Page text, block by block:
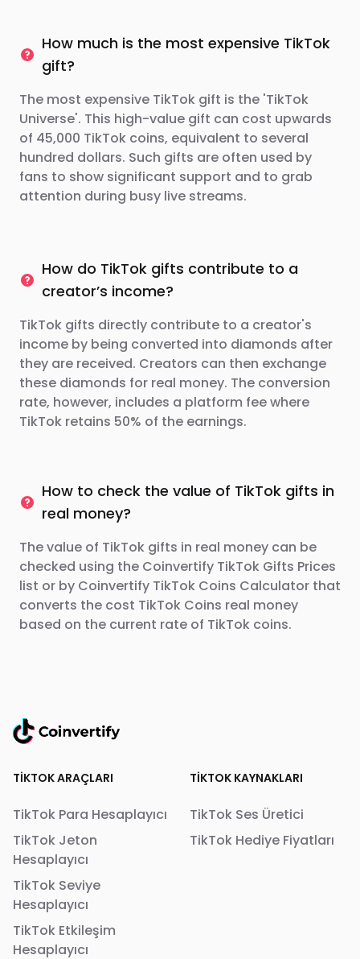
How much is the most expensive TikTok
gift?
The most expensive TikTok gift is the 'TikTok
Universe'. This high-value gift can cost upwards
of 45,000 TikTok coins, equivalent to several
hundred dollars. Such gifts are often used by
fans to show significant support and to grab
attention during busy live streams.
How do TikTok gifts contribute to a
creator’s income?
TikTok gifts directly contribute to a creator's
income by being converted into diamonds after
they are received. Creators can then exchange
these diamonds for real money. The conversion
rate, however, includes a platform fee where
TikTok retains 50% of the earnings.
How to check the value of TikTok gifts in
real money?
The value of TikTok gifts in real money can be
checked using the Coinvertify TikTok Gifts Prices
list or by Coinvertify TikTok Coins Calculator that
converts the cost TikTok Coins real money
based on the current rate of TikTok coins.
TIKTOK ARAÇLARI
TikTok Para Hesaplayıcı
TikTok Jeton
Hesaplayıcı
TikTok Seviye
Hesaplayıcı
TikTok Etkileşim
Hesaplayıcı
TIKTOK KAYNAKLARI
TikTok Ses Üretici
TikTok Hediye Fiyatları